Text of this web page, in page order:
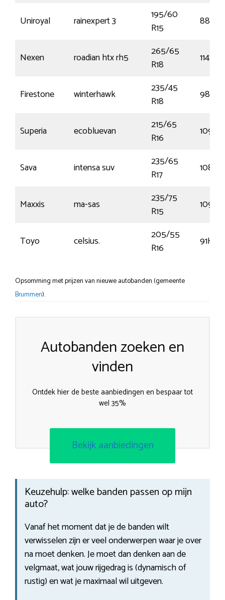
Uniroyal rainexpert 3
195/60
R15
88V
Nexen roadian htx rh5
265/65
R18
114S
Firestone winterhawk
235/45
R18
98V
Superia ecobluevan
215/65
R16
109S
Sava intensa suv
235/65
R17
108V
Maxxis ma-sas
235/75
R15
109T
Toyo celsius.
205/55
R16
91H
Opsomming met prijzen van nieuwe autobanden (gemeente
Brummen).
Autobanden zoeken en
vinden
Ontdek hier de beste aanbiedingen en bespaar tot
wel 35%
Bekijk aanbiedingen
Keuzehulp: welke banden passen op mijn
auto?
Vanaf het moment dat je de banden wilt
verwisselen zijn er veel onderwerpen waar je over
na moet denken. Je moet dan denken aan de
velgmaat, wat jouw rijgedrag is (dynamisch of
rustig) en wat je maximaal wil uitgeven.